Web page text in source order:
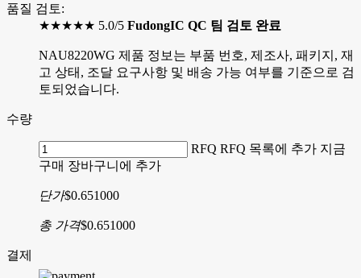
품질 검토:
★★★★★ 5.0/5 FudongIC QC 팀 검토 완료
NAU8220WG 제품 정보는 부품 번호, 제조사, 패키지, 재
고 상태, 조달 요구사항 및 배송 가능 여부를 기준으로 검
토되었습니다.
수량
RFQ RFQ 목록에 추가 지금
구매 장바구니에 추가
단가$0.651000
총 가격$0.651000
결제